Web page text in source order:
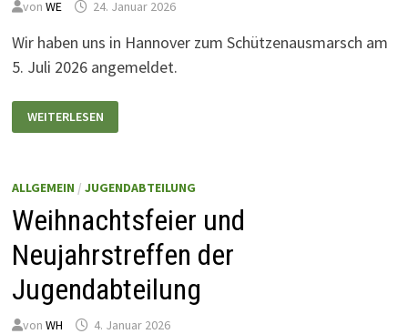
von WE 24. Januar 2026
Wir haben uns in Hannover zum Schützenausmarsch am
5. Juli 2026 angemeldet.
HANNOVER
2026
WIR
WEITERLESEN
ALLGEMEIN / JUGENDABTEILUNG
Weihnachtsfeier und
Neujahrstreffen der
Jugendabteilung
von WH 4. Januar 2026